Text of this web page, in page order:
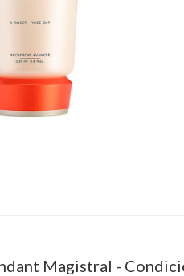
Magistral -